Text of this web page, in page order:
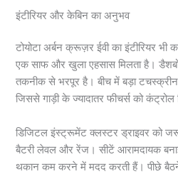
इंटीरियर और केबिन का अनुभव
टोयोटा अर्बन क्रूज़र ईवी का इंटीरियर
एक साफ और खुला एहसास मिलता है।
तकनीक से भरपूर है। बीच में बड़ा टचस्क्रीन
जिससे गाड़ी के ज्यादातर फीचर्स को
डिजिटल इंस्ट्रूमेंट क्लस्टर ड्राइवर को
बैटरी लेवल और रेंज। सीटें आरामदायक
थकान कम करने में मदद करती हैं। पीछे